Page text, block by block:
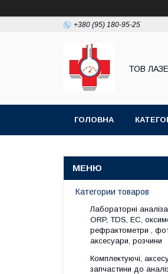
+380 (95) 180-95-25
ТОВ
ГОЛОВНА
Категории товаров
Лабораторні
ORP, TDS, EC,
рефрактометри ,
аксесуари, розчини
Комплектуючі,
запчастини до